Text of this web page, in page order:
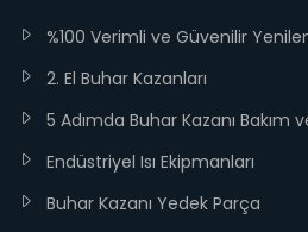
%100 Verimli ve Güvenilir
2. El Buhar Kazanları
5 Adımda Buhar Kazanı Bakım
Endüstriyel Isı Ekipmanları
Buhar Kazanı Yedek Parça